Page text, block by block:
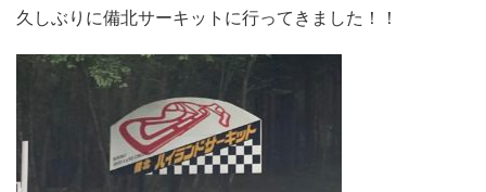
久しぶりに備北サーキットに行ってきました！！